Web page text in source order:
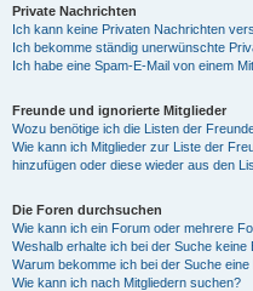
Private Nachrichten
Ich kann keine Privaten Nachrichten
Ich bekomme ständig unerwünschte
Ich habe eine Spam-E-Mail von einem
Freunde und ignorierte Mitglieder
Wozu benötige ich die Listen der
Wie kann ich Mitglieder zur Liste der
hinzufügen oder diese wieder aus den
Die Foren durchsuchen
Wie kann ich ein Forum oder mehrere
Weshalb erhalte ich bei der Suche keine
Warum bekomme ich bei der Suche eine
Wie kann ich nach Mitgliedern suchen?